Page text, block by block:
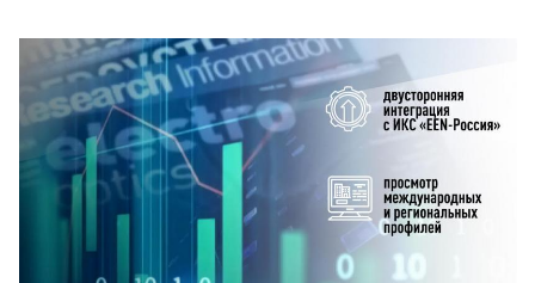
Смотреть проект